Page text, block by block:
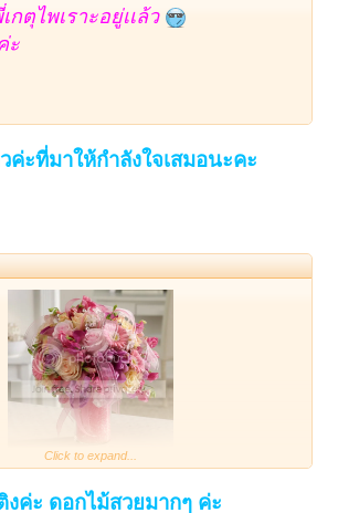
กตุไพเราะอยู่เเล้ว
ะ
ะที่มาให้กำลังใจเสมอนะคะ
Click to expand...
ค่ะ ดอกไม้สวยมากๆ ค่ะ